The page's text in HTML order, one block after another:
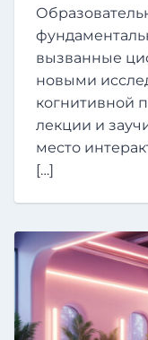
вызванные
новыми
когнитивной
лекции и
место
[…]